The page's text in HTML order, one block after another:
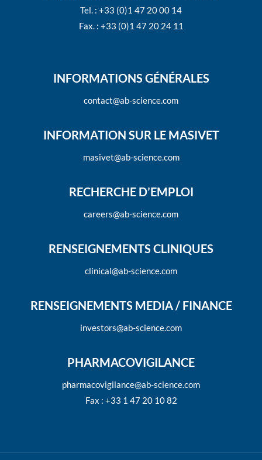
Tel. : +33 (0)1 47 20 00 14
Fax. : +33 (0)1 47 20 24 11
INFORMATIONS GÉNÉRALES
contact@ab-science.com
INFORMATION SUR LE MASIVET
masivet@ab-science.com
RECHERCHE D’EMPLOI
careers@ab-science.com
RENSEIGNEMENTS CLINIQUES
clinical@ab-science.com
RENSEIGNEMENTS MEDIA / FINANCE
investors@ab-science.com
PHARMACOVIGILANCE
pharmacovigilance@ab-science.com
Fax : +33 1 47 20 10 82